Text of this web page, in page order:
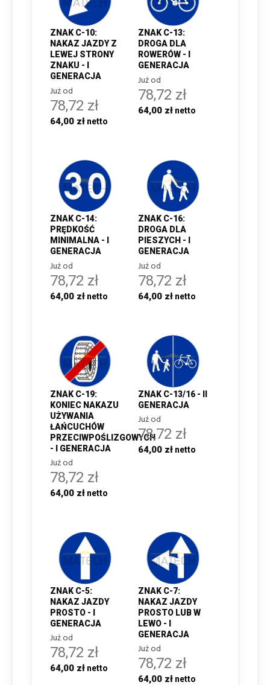
ZNAK C-10:
NAKAZ JAZDY Z
LEWEJ STRONY
ZNAKU - I
GENERACJA
Już od
78,72 zł
64,00 zł
ZNAK C-13:
DROGA DLA
ROWERÓW - I
GENERACJA
Już od
78,72 zł
64,00 zł
ZNAK C-14:
PRĘDKOŚĆ
MINIMALNA - I
GENERACJA
Już od
78,72 zł
64,00 zł
ZNAK C-16:
DROGA DLA
PIESZYCH - I
GENERACJA
Już od
78,72 zł
64,00 zł
ZNAK C-19:
KONIEC NAKAZU
UŻYWANIA
ŁAŃCUCHÓW
PRZECIWPOŚLIZGOWYCH
- I GENERACJA
Już od
78,72 zł
64,00 zł
ZNAK C-13/16 - II
GENERACJA
Już od
78,72 zł
64,00 zł
ZNAK C-5:
NAKAZ JAZDY
PROSTO - I
GENERACJA
Już od
78,72 zł
64,00 zł
ZNAK C-7:
NAKAZ JAZDY
PROSTO LUB W
LEWO - I
GENERACJA
Już od
78,72 zł
64,00 zł